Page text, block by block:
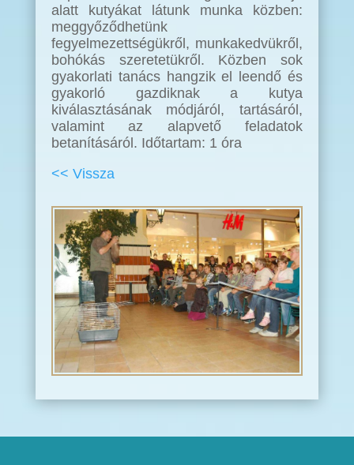
alatt kutyákat látunk munka közben:
meggyőződhetünk
fegyelmezettségükről, munkakedvükről,
bohókás szeretetükről. Közben sok
gyakorlati tanács hangzik el leendő és
gyakorló gazdiknak a kutya
kiválasztásának módjáról, tartásáról,
valamint az alapvető feladatok
betanításáról. Időtartam: 1 óra
<< Vissza